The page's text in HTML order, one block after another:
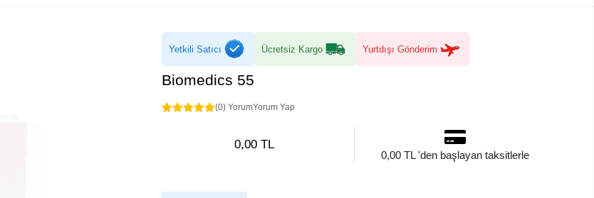
Yetkili Satıcı Ücretsiz Kargo Yurtdışı Gönderim
Biomedics 55
(0) YorumYorum Yap
0,00 TL
0,00 TL 'den başlayan taksitlerle